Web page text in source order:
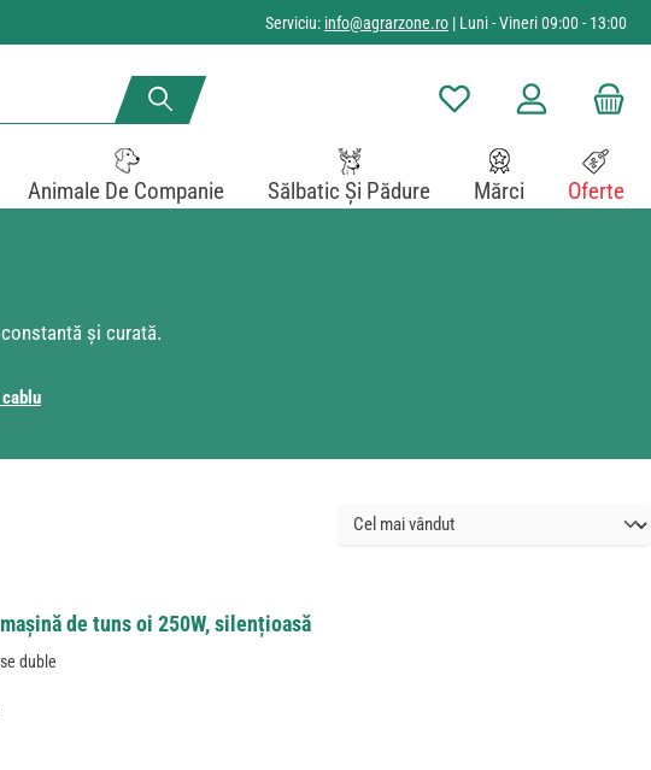
Serviciu: info@agrarzone.ro | Luni - Vineri 09:00 - 13:00
Aveți 0 articole din lista
Animale De Companie Sălbatic Și Pădure Mărci Oferte
și curată.
de tuns oi 250W, silențioasă
duble